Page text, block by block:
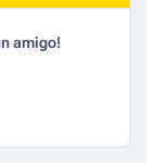
amigo!